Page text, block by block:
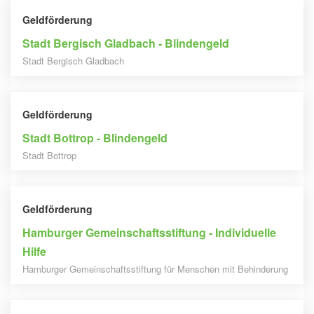
Geldförderung
Stadt Bergisch Gladbach - Blindengeld
Stadt Bergisch Gladbach
Geldförderung
Stadt Bottrop - Blindengeld
Stadt Bottrop
Geldförderung
Hamburger Gemeinschaftsstiftung - Individuelle
Hilfe
Hamburger Gemeinschaftsstiftung für Menschen mit Behinderung